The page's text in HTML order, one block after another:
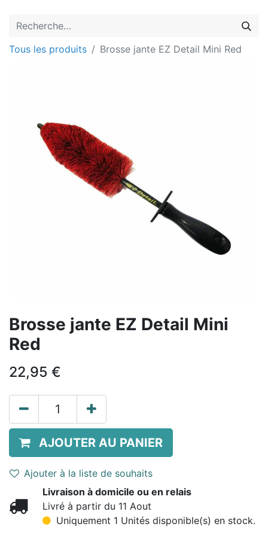
Tous les produits Brosse jante EZ Detail Mini Red
Brosse jante EZ Detail Mini
Red
22,95 €
AJOUTER AU PANIER
Ajouter à la liste de souhaits
Livraison à domicile ou en relais
Livré à partir du 11 Aout
Uniquement 1 Unités disponible(s) en stock.